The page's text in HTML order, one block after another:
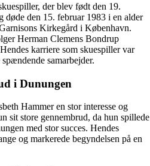
der blev født den 19.
døde den 15. februar 1983 i en alder
Kirkegård i København.
Herman Clemens Bondrup
karriere som skuespiller var
samarbejder.
i Dunungen
Hammer en stor interesse og
sit store gennembrud, da hun spillede
med stor succes. Hendes
og markerede begyndelsen på en